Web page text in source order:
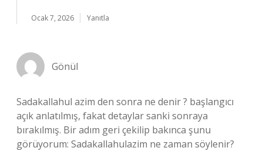
Ocak 7, 2026 Yanıtla
Gönül
Sadakallahul azim den sonra ne denir ? başlangıcı
açık anlatılmış, fakat detaylar sanki sonraya
bırakılmış. Bir adım geri çekilip bakınca şunu
görüyorum: Sadakallahulazim ne zaman söylenir?